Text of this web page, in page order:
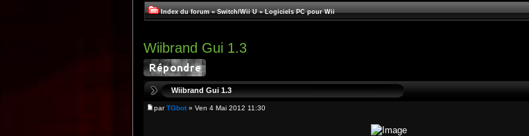
Index du forum » Switch/Wii U » Logiciels PC pour Wii
Wiibrand Gui 1.3
Wiibrand Gui 1.3
parTGbot» Ven 4 Mai 2012 11:30